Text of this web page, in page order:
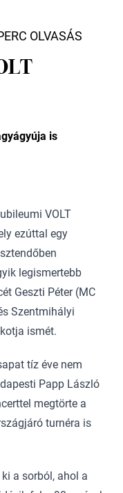
OLVASÁS
is
VOLT
ezúttal egy
legismertebb
Geszti Péter (MC
Szentmihályi
ismét.
tíz éve nem
Papp László
megtörte a
turnéra is
a sorból, ahol a